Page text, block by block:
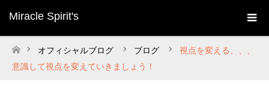
Miracle Spirit's
ホーム
オフィシャルブログ ブログ
視点を変える、、、
意識して視点を変えていきましょう！